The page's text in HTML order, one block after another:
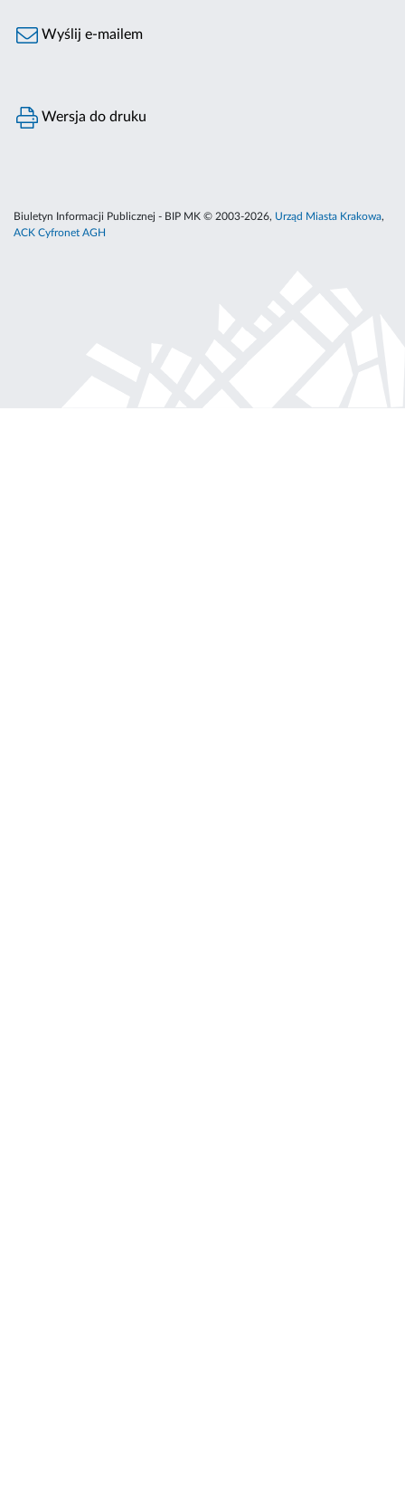
Wyślij e-mailem
Wersja do druku
Biuletyn Informacji Publicznej - BIP MK © 2003-2026, Urząd Miasta Krakowa,
ACK Cyfronet AGH